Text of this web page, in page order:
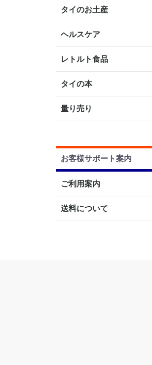
タイのお土産
ヘルスケア
レトルト食品
タイの本
量り売り
お客様サポート案内
ご利用案内
送料について